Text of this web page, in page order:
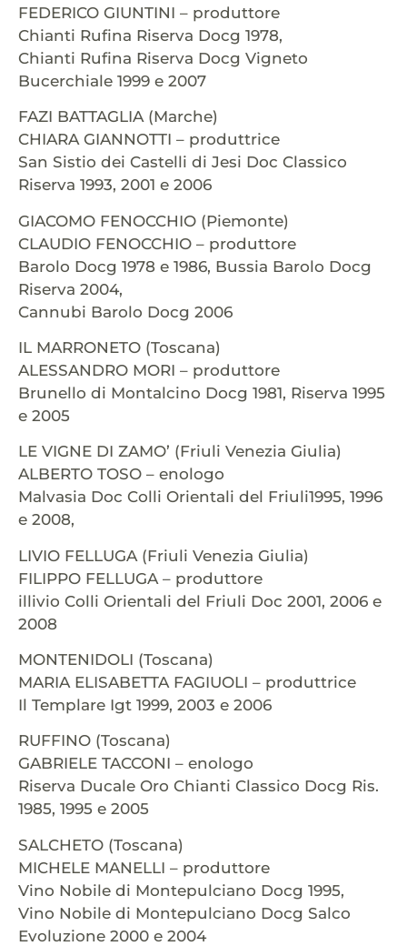
FEDERICO GIUNTINI – produttore
Chianti Rufina Riserva Docg 1978,
Chianti Rufina Riserva Docg Vigneto
Bucerchiale 1999 e 2007
FAZI BATTAGLIA (Marche)
CHIARA GIANNOTTI – produttrice
San Sistio dei Castelli di Jesi Doc Classico
Riserva 1993, 2001 e 2006
GIACOMO FENOCCHIO (Piemonte)
CLAUDIO FENOCCHIO – produttore
Barolo Docg 1978 e 1986, Bussia Barolo Docg
Riserva 2004,
Cannubi Barolo Docg 2006
IL MARRONETO (Toscana)
ALESSANDRO MORI – produttore
Brunello di Montalcino Docg 1981, Riserva 1995
e 2005
LE VIGNE DI ZAMO’ (Friuli Venezia Giulia)
ALBERTO TOSO – enologo
Malvasia Doc Colli Orientali del Friuli1995, 1996
e 2008,
LIVIO FELLUGA (Friuli Venezia Giulia)
FILIPPO FELLUGA – produttore
illivio Colli Orientali del Friuli Doc 2001, 2006 e
2008
MONTENIDOLI (Toscana)
MARIA ELISABETTA FAGIUOLI – produttrice
Il Templare Igt 1999, 2003 e 2006
RUFFINO (Toscana)
GABRIELE TACCONI – enologo
Riserva Ducale Oro Chianti Classico Docg Ris.
1985, 1995 e 2005
SALCHETO (Toscana)
MICHELE MANELLI – produttore
Vino Nobile di Montepulciano Docg 1995,
Vino Nobile di Montepulciano Docg Salco
Evoluzione 2000 e 2004